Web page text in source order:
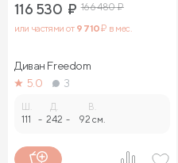
116 530 ₽ 166 480₽
или частями от 9 710₽ в мес.
Диван Freedom
5.0
3
111 -
Д.
242 -
В.
92 см.